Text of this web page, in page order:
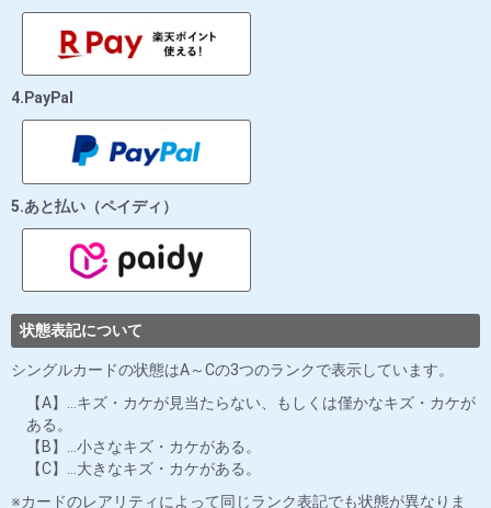
4.PayPal
5.あと払い（ペイディ）
状態表記について
シングルカードの状態はA～Cの3つのランクで表示しています。
【A】…キズ・カケが見当たらない、もしくは僅かなキズ・カケが
ある。
【B】…小さなキズ・カケがある。
【C】…大きなキズ・カケがある。
カードのレアリティによって同じランク表記でも状態が異なりま